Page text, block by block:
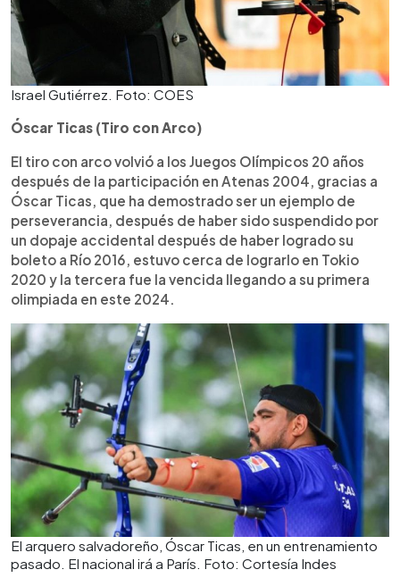
Israel Gutiérrez. Foto: COES
Óscar Ticas (Tiro con Arco)
El tiro con arco volvió a los Juegos Olímpicos 20 años
después de la participación en Atenas 2004, gracias a
Óscar Ticas, que ha demostrado ser un ejemplo de
perseverancia, después de haber sido suspendido por
un dopaje accidental después de haber logrado su
boleto a Río 2016, estuvo cerca de lograrlo en Tokio
2020 y la tercera fue la vencida llegando a su primera
olimpiada en este 2024.
El arquero salvadoreño, Óscar Ticas, en un entrenamiento
pasado. El nacional irá a París. Foto: Cortesía Indes